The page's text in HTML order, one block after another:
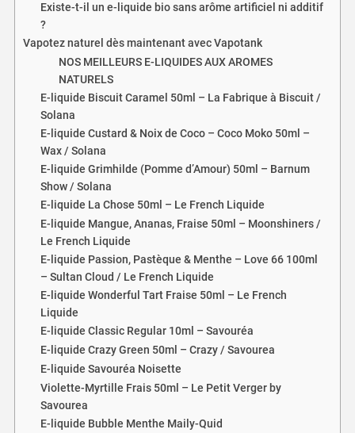
Existe-t-il un e-liquide bio sans arôme artificiel ni additif
?
Vapotez naturel dès maintenant avec Vapotank
NOS MEILLEURS E-LIQUIDES AUX AROMES
NATURELS
E-liquide Biscuit Caramel 50ml – La Fabrique à Biscuit /
Solana
E-liquide Custard & Noix de Coco – Coco Moko 50ml –
Wax / Solana
E-liquide Grimhilde (Pomme d’Amour) 50ml – Barnum
Show / Solana
E-liquide La Chose 50ml – Le French Liquide
E-liquide Mangue, Ananas, Fraise 50ml – Moonshiners /
Le French Liquide
E-liquide Passion, Pastèque & Menthe – Love 66 100ml
– Sultan Cloud / Le French Liquide
E-liquide Wonderful Tart Fraise 50ml – Le French
Liquide
E-liquide Classic Regular 10ml – Savouréa
E-liquide Crazy Green 50ml – Crazy / Savourea
E-liquide Savouréa Noisette
Violette-Myrtille Frais 50ml – Le Petit Verger by
Savourea
E-liquide Bubble Menthe Maily-Quid